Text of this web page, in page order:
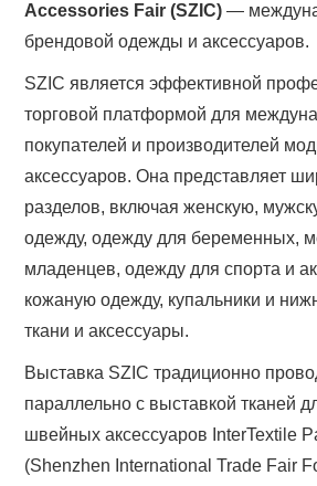
Accessories Fair (SZIC) —
брендовой одежды и аксессуаров.
SZIC является эффективной
торговой платформой для
покупателей и производителей
аксессуаров. Она представляет
разделов, включая женскую,
одежду, одежду для беременных,
младенцев, одежду для спорта и
кожаную одежду, купальники и
ткани и аксессуары.
Выставка SZIC традиционно
параллельно с выставкой тканей
швейных аксессуаров InterTextile
(Shenzhen International Trade Fair